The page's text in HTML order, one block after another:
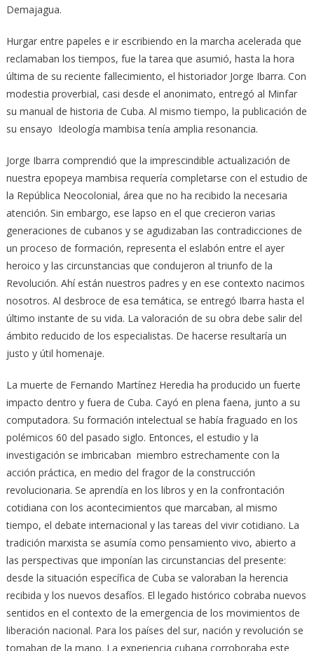
Demajagua.
Hurgar entre papeles e ir escribiendo en la marcha acelerada que
reclamaban los tiempos, fue la tarea que asumió, hasta la hora
última de su reciente fallecimiento, el historiador Jorge Ibarra. Con
modestia proverbial, casi desde el anonimato, entregó al Minfar
su manual de historia de Cuba. Al mismo tiempo, la publicación de
su ensayo Ideología mambisa tenía amplia resonancia.
Jorge Ibarra comprendió que la imprescindible actualización de
nuestra epopeya mambisa requería completarse con el estudio de
la República Neocolonial, área que no ha recibido la necesaria
atención. Sin embargo, ese lapso en el que crecieron varias
generaciones de cubanos y se agudizaban las contradicciones de
un proceso de formación, representa el eslabón entre el ayer
heroico y las circunstancias que condujeron al triunfo de la
Revolución. Ahí están nuestros padres y en ese contexto nacimos
nosotros. Al desbroce de esa temática, se entregó Ibarra hasta el
último instante de su vida. La valoración de su obra debe salir del
ámbito reducido de los especialistas. De hacerse resultaría un
justo y útil homenaje.
La muerte de Fernando Martínez Heredia ha producido un fuerte
impacto dentro y fuera de Cuba. Cayó en plena faena, junto a su
computadora. Su formación intelectual se había fraguado en los
polémicos 60 del pasado siglo. Entonces, el estudio y la
investigación se imbricaban miembro estrechamente con la
acción práctica, en medio del fragor de la construcción
revolucionaria. Se aprendía en los libros y en la confrontación
cotidiana con los acontecimientos que marcaban, al mismo
tiempo, el debate internacional y las tareas del vivir cotidiano. La
tradición marxista se asumía como pensamiento vivo, abierto a
las perspectivas que imponían las circunstancias del presente:
desde la situación específica de Cuba se valoraban la herencia
recibida y los nuevos desafíos. El legado histórico cobraba nuevos
sentidos en el contexto de la emergencia de los movimientos de
liberación nacional. Para los países del sur, nación y revolución se
tomaban de la mano. La experiencia cubana corroboraba este